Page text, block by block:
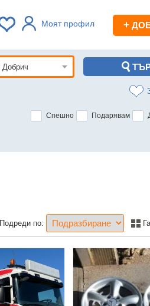
Моят профил +
Спешно Подарявам
Подреди по: